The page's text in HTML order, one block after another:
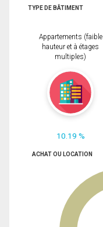
TYPE DE BÂTIMENT
Appartements (faible
hauteur et à étages
multiples)
10.19 %
ACHAT OU LOCATION